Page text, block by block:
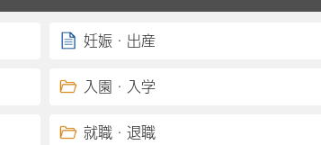
妊娠・出産
入園・入学
就職・退職